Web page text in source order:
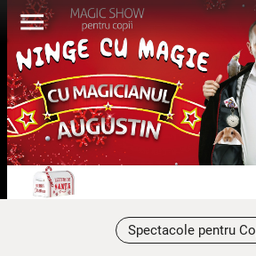
menu
Spectacole pentru